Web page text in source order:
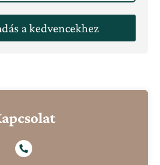
a kedvencekhez